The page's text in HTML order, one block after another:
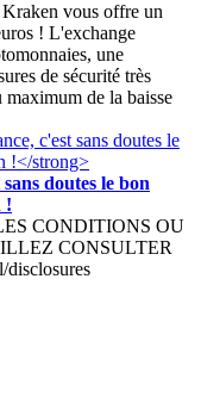
Kraken vous offre un
! L'exchange
une
de sécurité très
de la baisse
doutes le bon
!
CONDITIONS OU
CONSULTER
disclosures